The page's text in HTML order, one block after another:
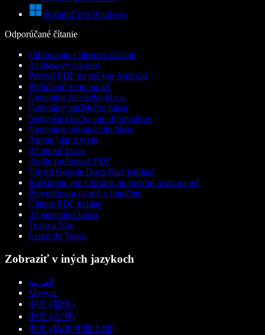
Stiahnuť pre Windows
Odporúčané čítanie
Diktovanie a hlasové písanie
AI hlasový asistent
Prevod PDF na reč pre Android
Prehrávač textu na reč
Generátor ženského hlasu
Generátor mužského hlasu
Najlepšie čítačky pre dyslektikov
Generátor robotického hlasu
Anime hlas z textu
AI menič hlasu
Audio prehrávač PDF
Vie mi Google Docs čítať nahlas?
Rozšírenie pre Chrome na prevod textu na reč
Prevod textu na reč v hindčine
Čítanie PDF nahlas
AI generátor hlasu
Texto a Voz
Leitor de Texto
Zobraziť v iných jazykoch
العربية
Magyar
中文 (简体)
中文 (台灣)
中文 (简体 中国大陆)